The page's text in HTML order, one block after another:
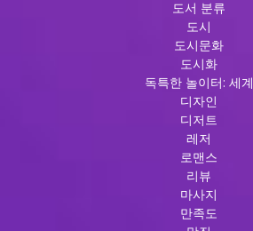
도서 분류
도시
도시문화
도시화
독특한 놀이터: 세계
디자인
디저트
레저
로맨스
리뷰
마사지
만족도